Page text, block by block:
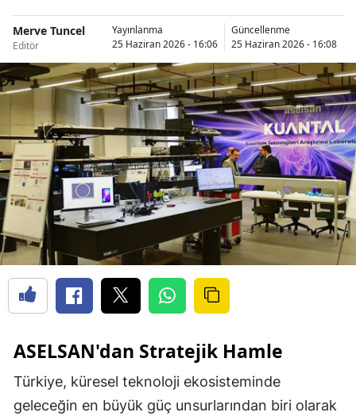
Merve Tuncel
Editör
Yayınlanma
25 Haziran 2026 - 16:06
Güncellenme
25 Haziran 2026 - 16:08
ASELSAN'dan Stratejik Hamle
Türkiye, küresel teknoloji ekosisteminde
geleceğin en büyük güç unsurlarından biri olarak